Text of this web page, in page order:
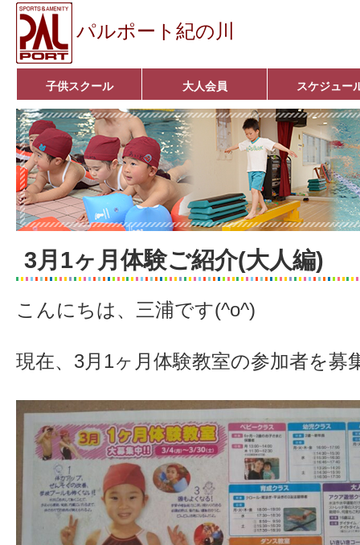
パルポート紀の川
子供スクール
ベビーコース
幼児コース
小学生コース
育成コース
選手コース
キッズパーク(体操教室)
子どもダンス教室
■入会案内■
大人会員
アクア悠々クラブ
いきいきコース
■入会案内■
スケジュー
3月1ヶ月体験ご紹介(大人編)
こんにちは、三浦です(^o^)
現在、3月1ヶ月体験教室の参加者を募